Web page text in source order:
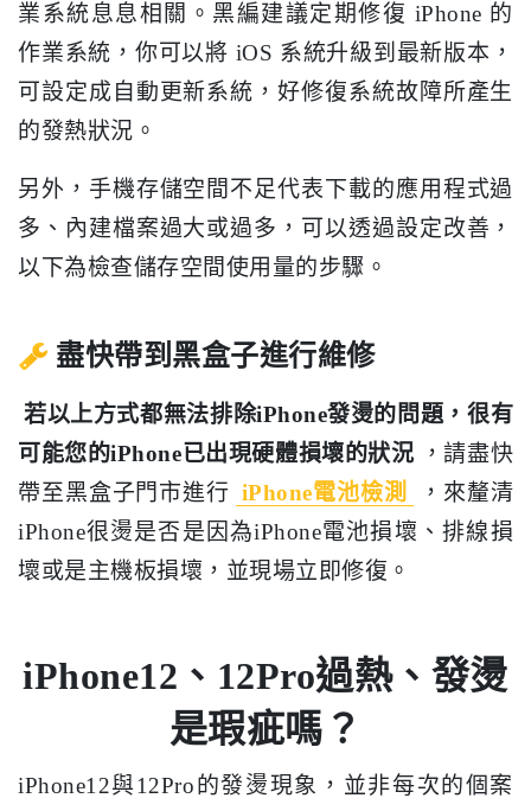
業系統息息相關。黑編建議定期修復 iPhone 的
作業系統，你可以將 iOS 系統升級到最新版本，
可設定成自動更新系統，好修復系統故障所產生
的發熱狀況。
另外，手機存儲空間不足代表下載的應用程式過
多、內建檔案過大或過多，可以透過設定改善，
以下為檢查儲存空間使用量的步驟。
盡快帶到黑盒子進行維修
若以上方式都無法排除iPhone發燙的問題，很有
可能您的iPhone已出現硬體損壞的狀況
，請盡快
帶至黑盒子門市進行 iPhone電池檢測
，來釐清
iPhone很燙是否是因為iPhone電池損壞、排線損
壞或是主機板損壞，並現場立即修復。
iPhone12、12Pro過熱、發燙
是瑕疵嗎？
iPhone12與12Pro的發燙現象，並非每次的個案